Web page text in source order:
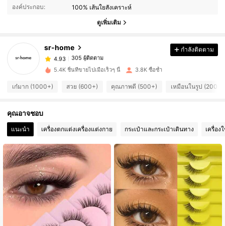
องค์ประกอบ:
100% เส้นใยสังเคราะห์
ดูเพิ่มเติม
sr-home
305 ผู้ติดตาม
305 ผู้ติดตาม
4.93
4.93 305 ผู้ติดตาม
305 ผู้ติดตาม
305 ผู้ติดตาม
4.93 305 ผู้ติดตาม
กำลังติดตาม
5.4K ชิ้นที่ขายไปเมื่อเร็วๆ นี้ 3.8K ซื้อซ้ำ
เก๋มาก (1000+) สวย (600+) คุณภาพดี (500+) เหมือนในรูป (200+)
คุณอาจชอบ
แนะนำ เครื่องตกแต่งเครื่องแต่งกาย กระเป๋าและกระเป๋าเดินทาง เครื่อง